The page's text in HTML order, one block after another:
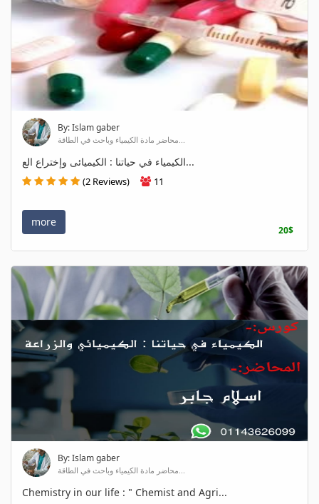
By: Islam gaber
محاضر مادة الكيمياء وباحث في الطاقة...
الكيمياء في حياتنا : الكيميائى وإختراع الع...
(2 Reviews) 11
more
20$
By: Islam gaber
محاضر مادة الكيمياء وباحث في الطاقة...
Chemistry in our life : " Chemist and Agri...